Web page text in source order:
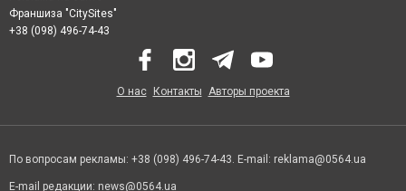
Франшиза "CitySites"
+38 (098) 496-74-43
О нас Контакты Авторы проекта
По вопросам рекламы: +38 (098) 496-74-43. E-mail: reklama@0564.ua
E-mail редакции: news@0564.ua